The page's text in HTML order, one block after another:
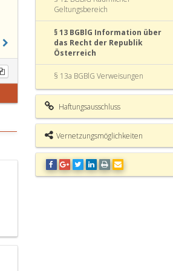
Geltungsbereich
§ 13 BGBlG Information über
das Recht der Republik
Österreich
§ 13a BGBlG Verweisungen
§ 15 BGBlG Sprachliche
Gleichbehandlung
§ 16 BGBlG Vollziehung
Bundesgesetzblattgesetz (BGBlG)
Haftungsausschluss
Vernetzungsmöglichkeiten